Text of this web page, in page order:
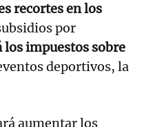
recortes en los
por
los impuestos sobre
deportivos, la
aumentar los